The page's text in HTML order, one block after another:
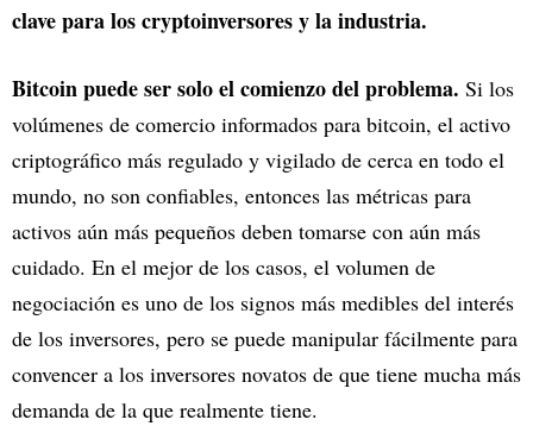
clave para los cryptoinversores y la industria.
Bitcoin puede ser solo el comienzo del problema. Si los
volúmenes de comercio informados para bitcoin, el activo
criptográfico más regulado y vigilado de cerca en todo el
mundo, no son confiables, entonces las métricas para
activos aún más pequeños deben tomarse con aún más
cuidado. En el mejor de los casos, el volumen de
negociación es uno de los signos más medibles del interés
de los inversores, pero se puede manipular fácilmente para
convencer a los inversores novatos de que tiene mucha más
demanda de la que realmente tiene.